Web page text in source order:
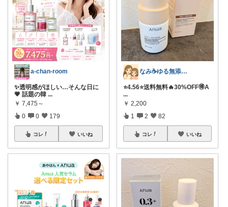
a-chan-room
✨透明感がほしい…そんな日に
💗 話題の韓 ...
￥ 7,475～
0 0 179
コレ いいね
なみ☕ゆる無添加🌱5歳差姉妹
⭐️4.56⭐️送料無料🔥30%OFF🉐A
...
￥ 2,200
1 2 82
コレ いいね